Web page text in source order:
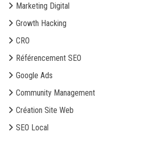
Marketing Digital
Growth Hacking
CRO
Référencement SEO
Google Ads
Community Management
Création Site Web
SEO Local